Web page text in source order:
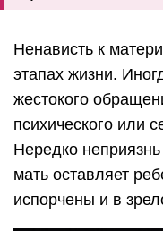
Ненависть к
этапах жизни.
жестокого
психического или
Нередко
мать оставляет
испорчены и в